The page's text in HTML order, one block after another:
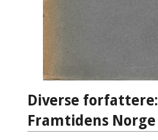
Diverse forfattere:
Framtidens Norge